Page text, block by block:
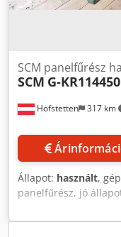
Hofstetten 317 km
SCM panelfűrész
SCM G-
Állapot: használt,
panelfűrész, jó
Aagskr Az
és szedési hibák